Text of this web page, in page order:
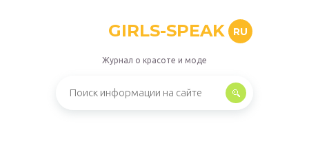
GIRLS-SPEAK RU
Журнал о красоте и моде